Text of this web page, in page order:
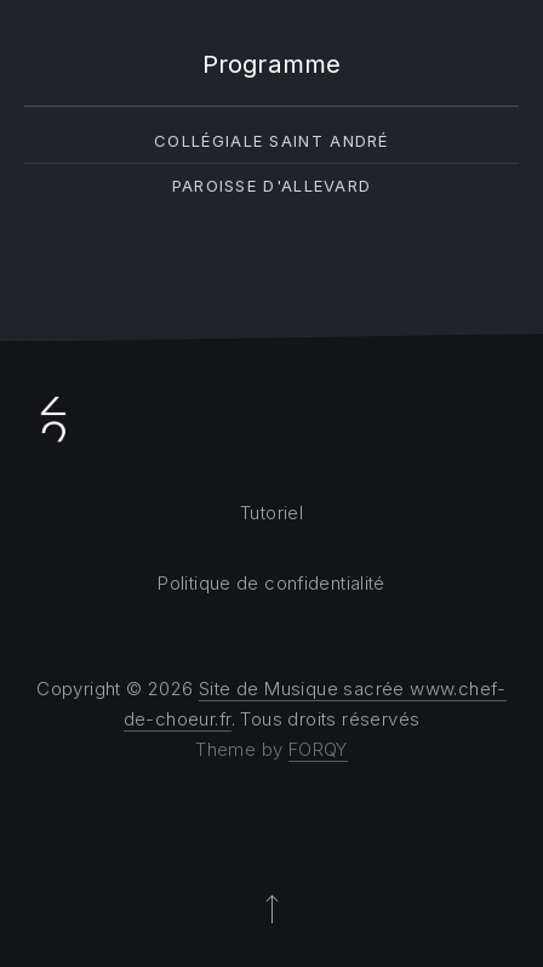
Programme
COLLÉGIALE SAINT ANDRÉ
PAROISSE D'ALLEVARD
Copyright © 2026 Site de Musique sacrée www.chef-
de-choeur.fr. Tous droits réservés
Theme by FORQY
Tutoriel
Politique de confidentialité
Back to Top